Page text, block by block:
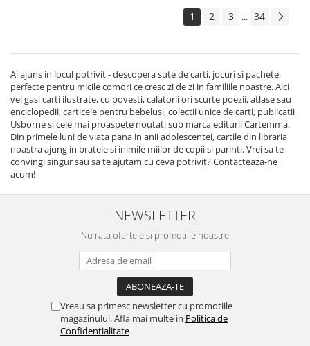
1 2 3 ... 34
Ai ajuns in locul potrivit - descopera sute de carti, jocuri si pachete,
perfecte pentru micile comori ce cresc zi de zi in familiile noastre. Aici
vei gasi carti ilustrate, cu povesti, calatorii ori scurte poezii, atlase sau
enciclopedii, carticele pentru bebelusi, colectii unice de carti, publicatii
Usborne si cele mai proaspete noutati sub marca editurii Cartemma.
Din primele luni de viata pana in anii adolescentei, cartile din libraria
noastra ajung in bratele si inimile miilor de copii si parinti. Vrei sa te
convingi singur sau sa te ajutam cu ceva potrivit? Contacteaza-ne
acum!
NEWSLETTER
Nu rata ofertele si promotiile noastre
Vreau sa primesc newsletter cu promotiile
magazinului. Afla mai multe in Politica de
Confidentialitate